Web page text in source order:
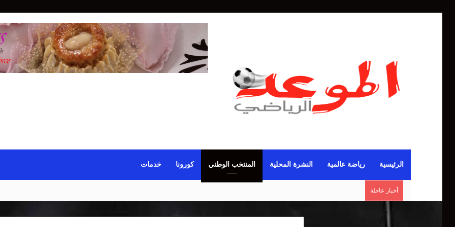
الرئيسية رياضة عالمية النشرة المحلية المنتخب الوطني كورونا خدمات
أخبار عاجلة